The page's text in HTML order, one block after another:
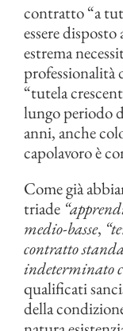
contratto “a
essere disposto
estrema
professionalità
“tutela
lungo periodo
anni, anche
capolavoro è
Come già
triade
medio-basse,
contratto
indeterminato
qualificati
della